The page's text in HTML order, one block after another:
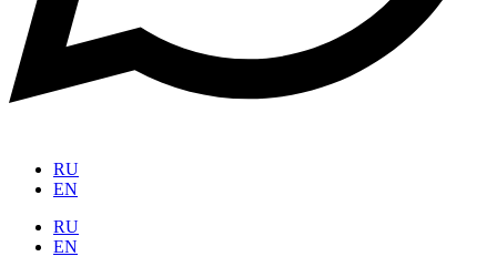
RU
EN
RU
EN